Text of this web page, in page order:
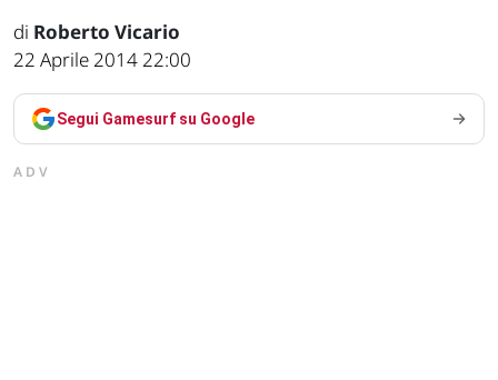
di Roberto Vicario
22 Aprile 2014 22:00
Segui Gamesurf su Google
ADV